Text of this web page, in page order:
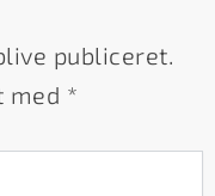
publiceret.
med *